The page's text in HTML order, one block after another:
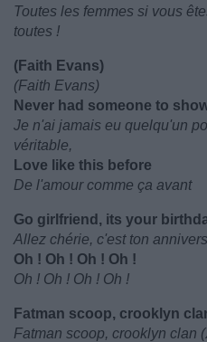
Toutes les femmes si vous
toutes !
(Faith Evans)
(Faith Evans)
Never had someone to
Je n'ai jamais eu quelqu'un
véritable,
Love like this before
De l'amour comme ça avant
Go girlfriend, its your
Allez chérie, c'est ton
Oh ! Oh ! Oh ! Oh !
Oh ! Oh ! Oh ! Oh !
Fatman scoop, crooklyn
Fatman scoop, crooklyn clan